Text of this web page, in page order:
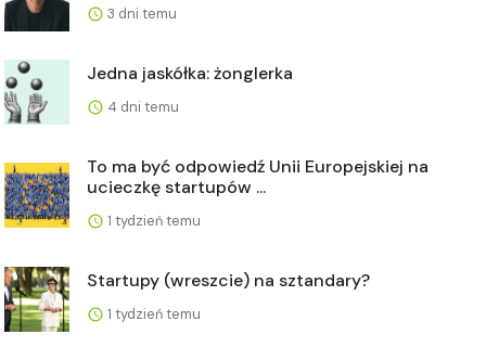
3 dni temu
Jedna jaskółka: żonglerka
4 dni temu
To ma być odpowiedź Unii Europejskiej na
ucieczkę startupów ...
1 tydzień temu
Startupy (wreszcie) na sztandary?
1 tydzień temu